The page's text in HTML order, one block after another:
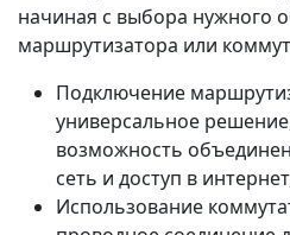
начиная с выбора нужного
маршрутизатора или
Подключение
универсальное
возможность
сеть и доступ в
Использование